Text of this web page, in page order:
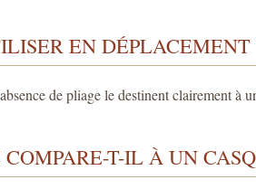
EN DÉPLACEMENT
de pliage le destinent clairement à
T-IL À UN